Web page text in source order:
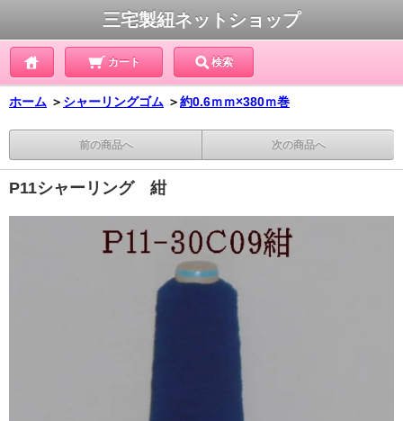
三宅製紐ネットショップ
カート 検索
ホーム ＞ シャーリングゴム ＞約0.6ｍｍ×380ｍ巻
前の商品へ 次の商品へ
P11シャーリング 紺